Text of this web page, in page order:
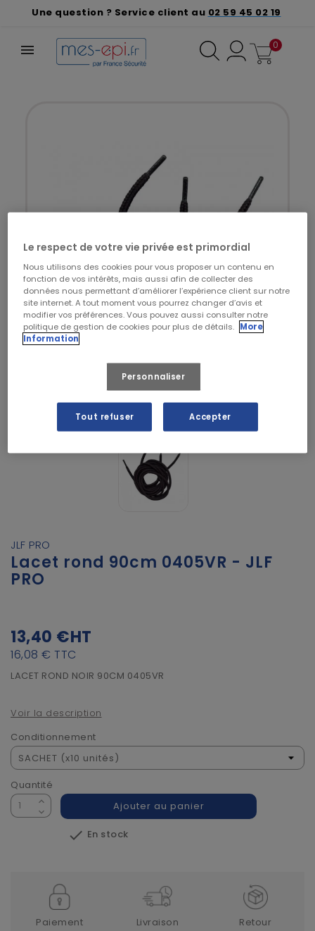
Une question ? Service client au 02 59 45 02 19
0
JLF PRO
Lacet rond 90cm 0405VR - JLF
PRO
13,40 €HT
16,08 € TTC
LACET ROND NOIR 90CM 0405VR
Voir la description
Conditionnement
Quantité
Ajouter au panier
 En stock
Paiement
Livraison
Retour
Le respect de votre vie privée est primordial
Nous utilisons des cookies pour vous proposer un contenu en
fonction de vos intérêts, mais aussi afin de collecter des
données nous permettant d’améliorer l’expérience client sur notre
site internet. A tout moment vous pourrez changer d’avis et
modifier vos préférences. Vous pouvez aussi consulter notre
politique de gestion de cookies pour plus de détails. More
Information
Personnaliser
Tout refuser Accepter